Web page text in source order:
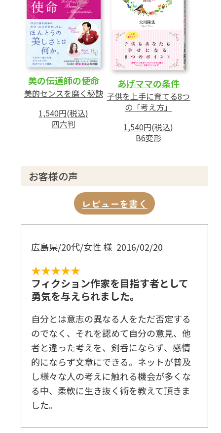
美の伝道師の使命
美的センスを磨く秘訣
1,540円(税込)
四六判
あげママの条件
子供を上手に育てる8つ
の「考え方」
1,540円(税込)
B6変形
お客様の声
レビューを書く
広島県/20代/女性 様 2016/02/20
★★★★★
フィクション作家を目指す者として
勇気を与えられました。
自分とは意志の異なる人をただ否定する
のでなく、それを認めて自分の意見、他
者と違った考えを、剣呑にならず、感情
的にならず文章にできる。ネットが普及
し様々な人の考えに触れる機会が多くな
る中、柔軟に生き抜く術を教えて頂きま
した。